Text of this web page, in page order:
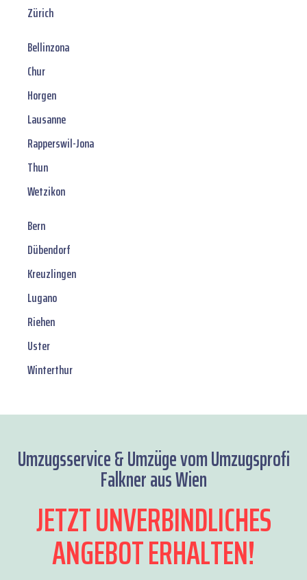
Zürich
Bellinzona
Chur
Horgen
Lausanne
Rapperswil-Jona
Thun
Wetzikon
Bern
Dübendorf
Kreuzlingen
Lugano
Riehen
Uster
Winterthur
Umzugsservice & Umzüge vom Umzugsprofi
Falkner aus Wien
JETZT UNVERBINDLICHES
ANGEBOT ERHALTEN!